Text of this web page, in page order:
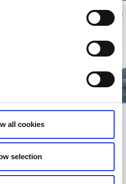
all cookies
selection
moyen de découvrir le
Prenez le temps
couverts de sel, les villages